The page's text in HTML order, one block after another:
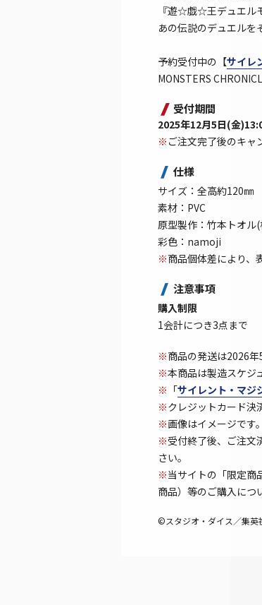
『遊☆戯☆王デュエル
あの伝説のデュエルを
予約受付中の【サイレ
MONSTERS
受付期間
2025年12月5日(金
※ ご注文完了後のキャ
仕様
サイズ：全高約120㎜
素材：PVC
原型製作：竹本トオル
彩色：namoji
※商品個体差により、
注意事項
購入制限
1会計につき3点まで
※商品の発送は2026年
※本商品は製造スケジ
※ 「サイレント・マジ
※クレジットカード決
※画像はイメージです
※受付終了後、ご注文
さい。
※当サイトの「限定商
商品）等のご購入につ
©スタジオ・ダイス／集英